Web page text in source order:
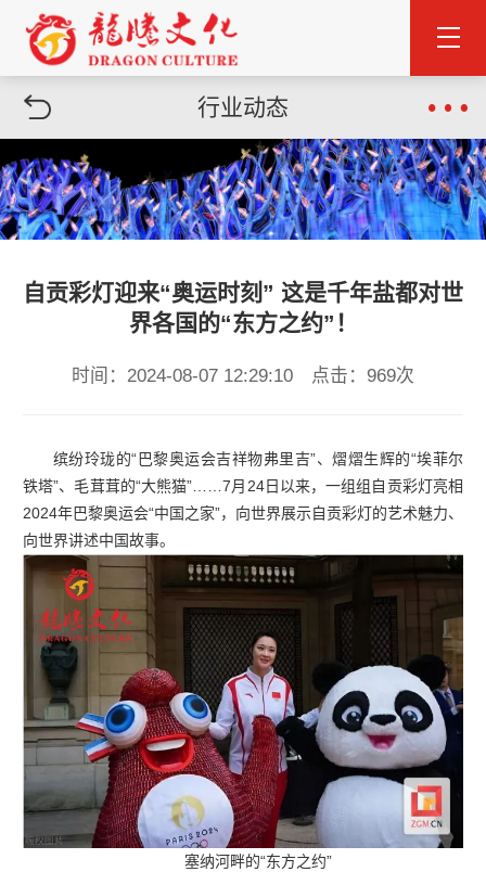
行业动态
自贡彩灯迎来“奥运时刻” 这是千年盐都对世
界各国的“东方之约”！
时间：2024-08-07 12:29:10 点击：969次
缤纷玲珑的“巴黎奥运会吉祥物弗里吉”、熠熠生辉的“埃菲尔
铁塔”、毛茸茸的“大熊猫”……7月24日以来，一组组自贡彩灯亮相
2024年巴黎奥运会“中国之家”，向世界展示自贡彩灯的艺术魅力、
向世界讲述中国故事。
塞纳河畔的“东方之约”